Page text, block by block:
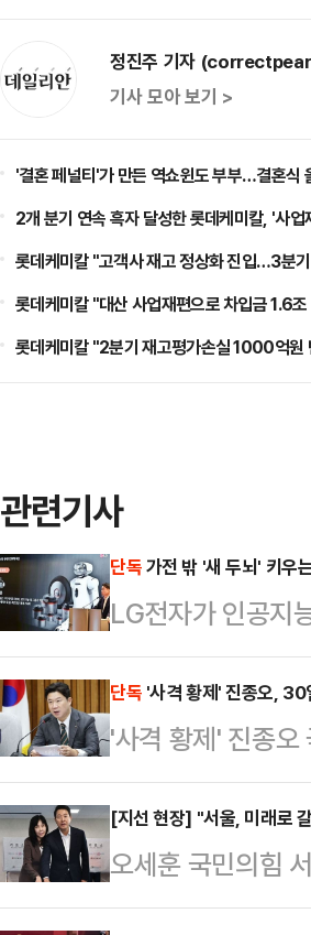
정진주 기자
기사 모아 보기 >
'결혼 페널티'가 만든 역쇼윈도 부부…결혼식
2개 분기 연속 흑자 달성한 롯데케미칼, '사
롯데케미칼 "고객사 재고 정상화 진입…3분
롯데케미칼 "대산 사업재편으로 차입금 1.6
롯데케미칼 "2분기 재고평가손실 1000억
관련기사
단독가전 밖 '새 두뇌' 키우
LG전자가 인공지
인력을 두 배 수준
센터의 전력 사용
팬월유닛(FWU)
성장축으로 키우
해 하반기 데이터
명 안팎인 관련 인
로…
단독 '사격 황제' 진종오,
'사격 황제' 진종오
힘 강원도지사 후
이자 춘천 사격 인
면에 부각해 김 후
를 종합하면, 진
[지선 현장] "서울, 미래로
오세훈 국민의힘
가느냐 아니면 퇴